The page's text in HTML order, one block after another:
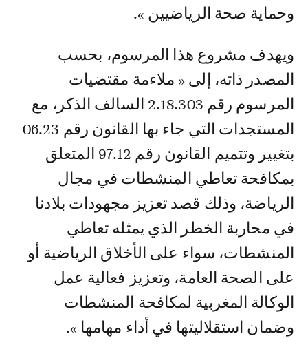
وحماية صحة الرياضيين ».
ويهدف مشروع هذا المرسوم، بحسب
المصدر ذاته، إلى « ملاءمة مقتضيات
المرسوم رقم 2.18.303 السالف الذكر، مع
المستجدات التي جاء بها القانون رقم 06.23
بتغيير وتتميم القانون رقم 97.12 المتعلق
بمكافحة تعاطي المنشطات في مجال
الرياضة، وذلك قصد تعزيز مجهودات بلادنا
في محاربة الخطر الذي يمثله تعاطي
المنشطات، سواء على الأخلاق الرياضية أو
على الصحة العامة، وتعزيز فعالية عمل
الوكالة المغربية لمكافحة المنشطات
وضمان استقلاليتها في أداء مهامها ».